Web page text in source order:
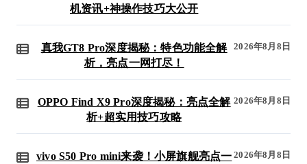
机资讯+神操作技巧大公开
真我GT8 Pro深度揭秘：特色功能全解
析，亮点一网打尽！
2026年8月8日
OPPO Find X9 Pro深度揭秘：亮点全解
析+超实用技巧攻略
2026年8月8日
vivo S50 Pro mini来袭！小屏旗舰亮点一 2026年8月8日